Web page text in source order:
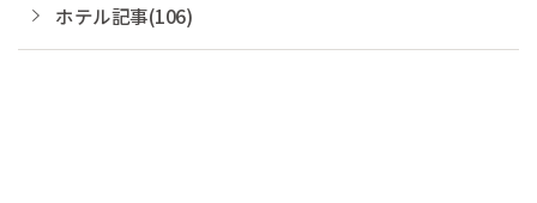
ホテル記事(106)